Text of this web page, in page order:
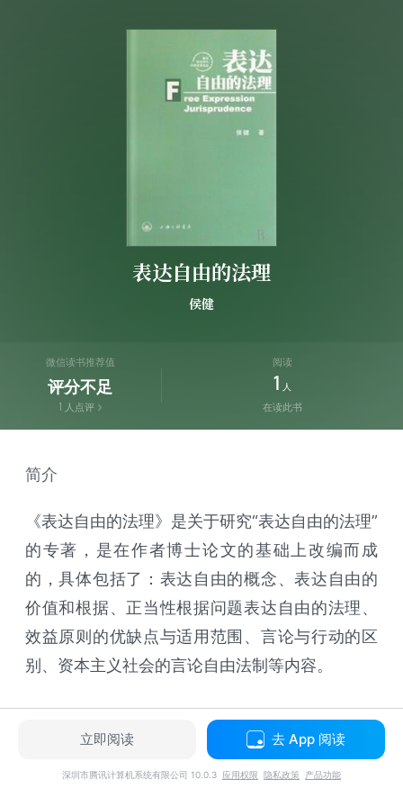
表达自由的法理
侯健
微信读书推荐值
评分不足
人点评
阅读
1 人
在读此书
简介
《表达自由的法理》是关于研究“表达自由的法理”
的专著，是在作者博士论文的基础上改编而成
的，具体包括了：表达自由的概念、表达自由的
价值和根据、正当性根据问题表达自由的法理、
效益原则的优缺点与适用范围、言论与行动的区
别、资本主义社会的言论自由法制等内容。
立即阅读 去 App 阅读
深圳市腾讯计算机系统有限公司 10.0.3 应用权限 隐私政策 产品功能